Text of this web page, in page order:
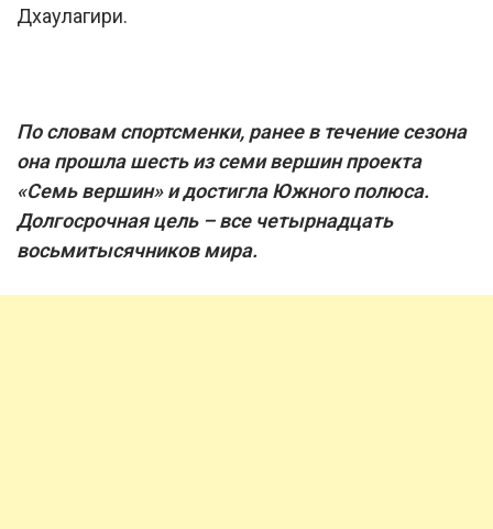
Дхаулагири.
По словам спортсменки, ранее в течение сезона
она прошла шесть из семи вершин проекта
«Семь вершин» и достигла Южного полюса.
Долгосрочная цель – все четырнадцать
восьмитысячников мира.